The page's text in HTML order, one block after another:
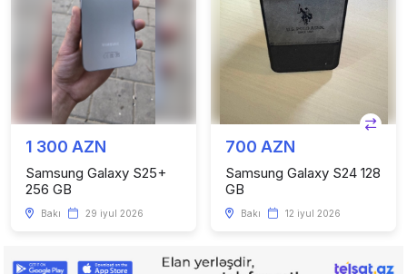
1 300 AZN
Samsung Galaxy S25+
256 GB
Bakı 29 iyul 2026
700 AZN
Samsung Galaxy S24 128
GB
Bakı 12 iyul 2026